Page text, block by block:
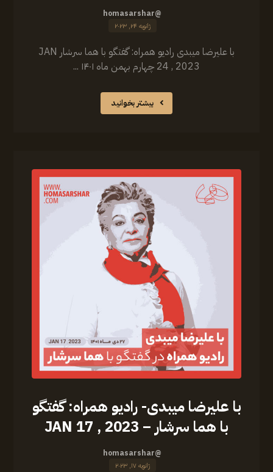
@homasarshar
ژانویه ۲۴, ۲۰۲۳
‏‎با علیرضا میبدی رادیو همراه: گفتگو با هما سرشار JAN
24 , 2023 چهارم بهمن ماه ۱۴۰۱ ...
بیشتر بخوانید
‏‎با علیرضا میبدی- رادیو همراه: گفتگو
با هما سرشار – JAN 17 , 2023
@homasarshar
ژانویه ۱۷, ۲۰۲۳